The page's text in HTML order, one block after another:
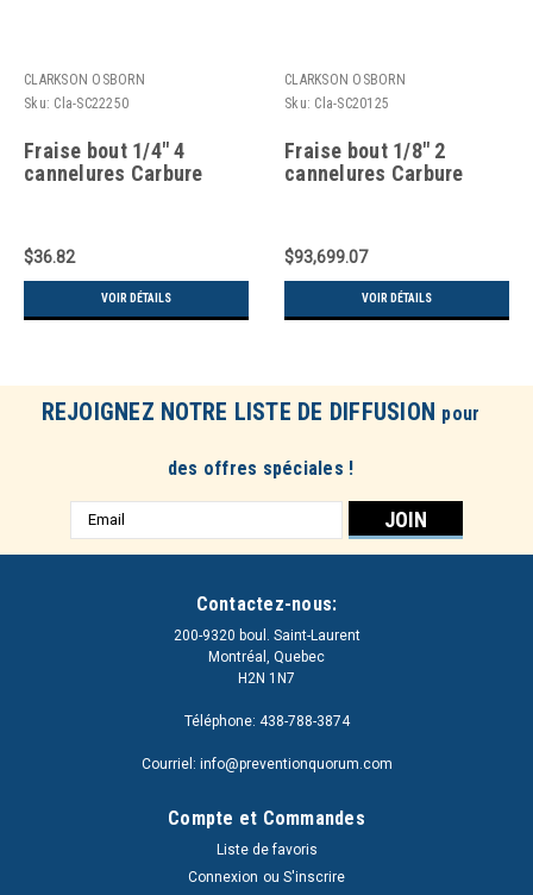
CLARKSON OSBORN
Sku: Cla-SC22250
Fraise bout 1/4" 4
cannelures Carbure
$36.82
VOIR DÉTAILS
CLARKSON OSBORN
Sku: Cla-SC20125
Fraise bout 1/8" 2
cannelures Carbure
$93,699.07
VOIR DÉTAILS
REJOIGNEZ NOTRE LISTE DE DIFFUSION pour
des offres spéciales !
Adresse
e-
Contactez-nous:
200-9320 boul. Saint-Laurent
Montréal, Quebec
H2N 1N7
Téléphone: 438-788-3874
Courriel: info@preventionquorum.com
Compte et Commandes
Liste de favoris
Connexion ou S'inscrire